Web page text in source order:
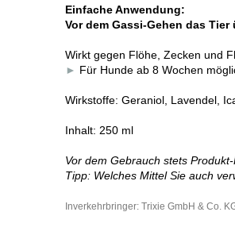
Einfache Anwendung:
Vor dem Gassi-Gehen das
Wirkt gegen Flöhe, Zecken und
► Für Hunde ab 8 Wochen
Wirkstoffe: Geraniol, Lavendel,
Inhalt: 250 ml
Vor dem Gebrauch stets
Tipp: Welches Mittel Sie auch
Inverkehrbringer: Trixie GmbH & Co.